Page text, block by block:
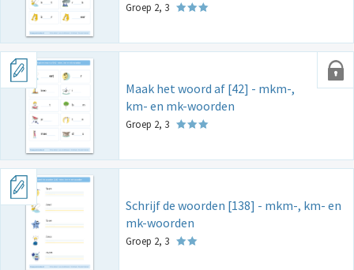
Groep 2, 3
Maak het woord af [42] - mkm-,
km- en mk-woorden
Groep 2, 3
Schrijf de woorden [138] - mkm-, km- en
mk-woorden
Groep 2, 3